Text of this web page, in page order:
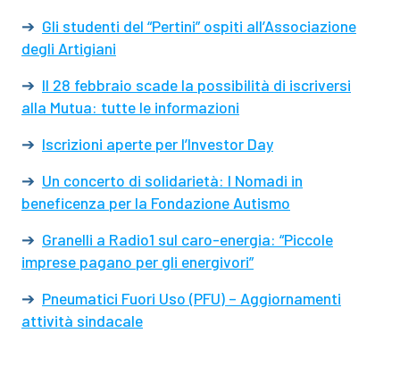
➔ Gli studenti del “Pertini” ospiti all’Associazione
degli Artigiani
➔ Il 28 febbraio scade la possibilità di iscriversi
alla Mutua: tutte le informazioni
➔ Iscrizioni aperte per l’Investor Day
➔ Un concerto di solidarietà: I Nomadi in
beneficenza per la Fondazione Autismo
➔ Granelli a Radio1 sul caro-energia: “Piccole
imprese pagano per gli energivori”
➔ Pneumatici Fuori Uso (PFU) – Aggiornamenti
attività sindacale